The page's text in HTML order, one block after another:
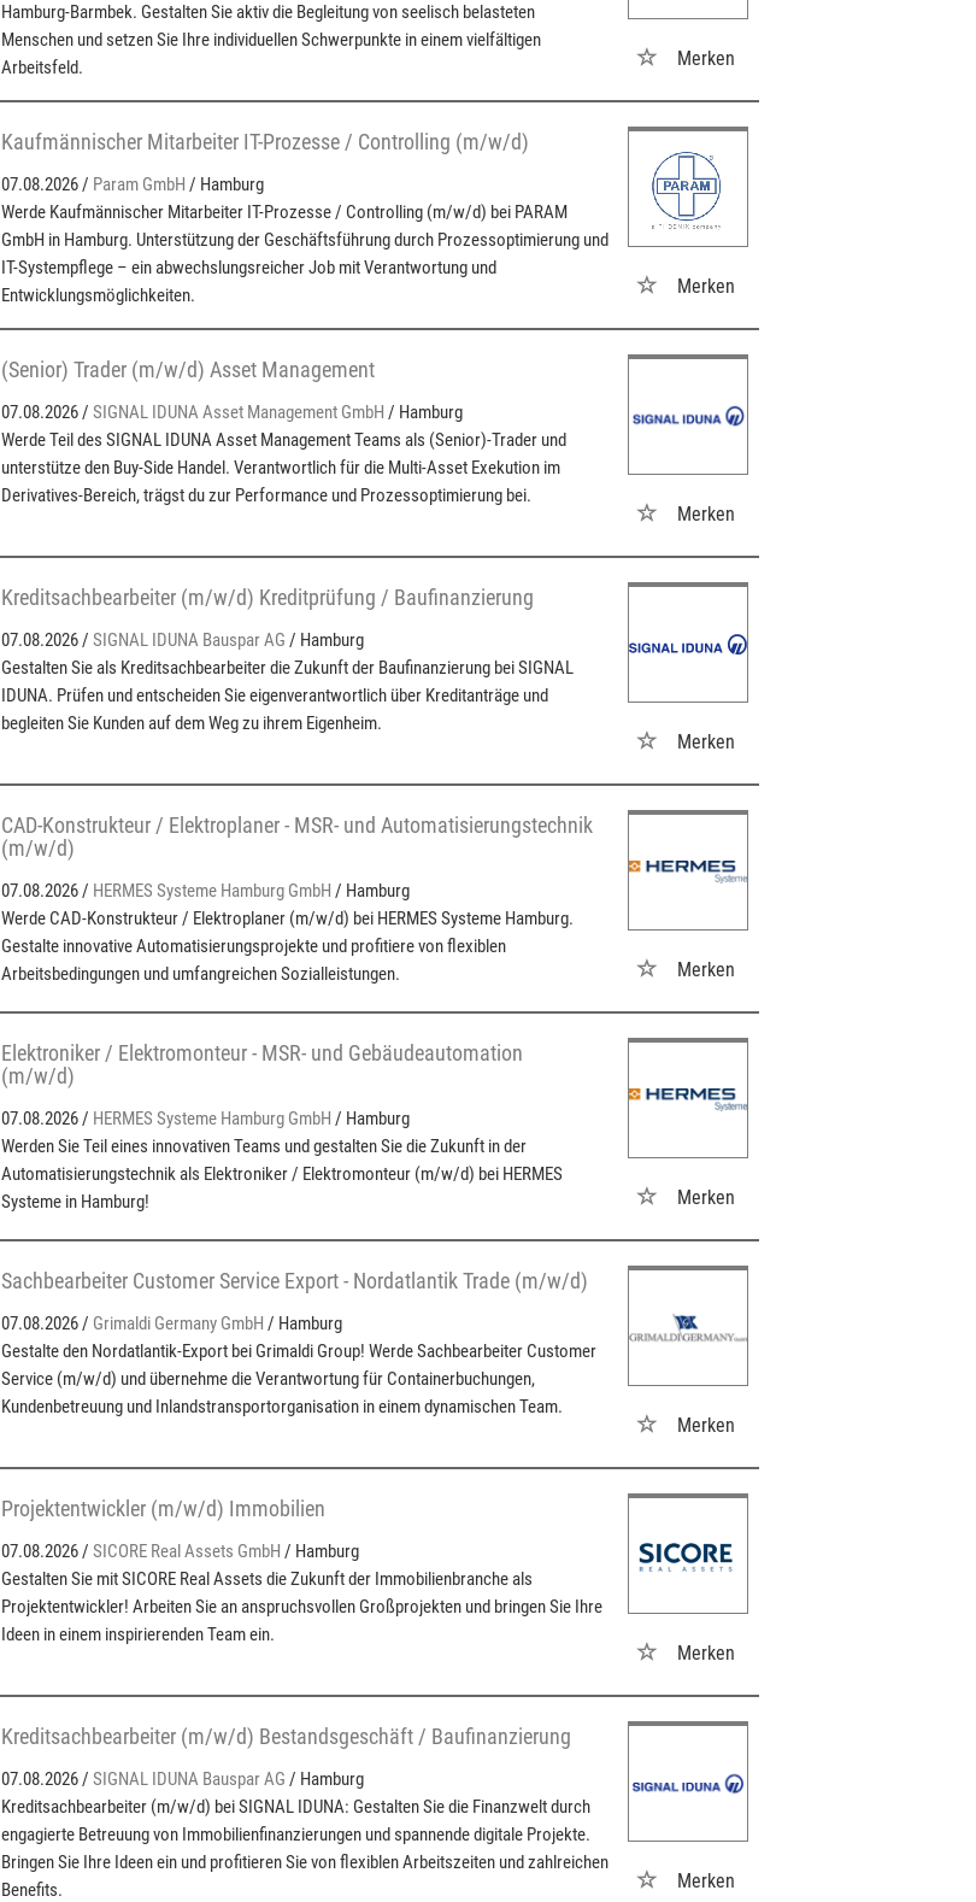
Hamburg-Barmbek. Gestalten Sie aktiv die Begleitung von seelisch belasteten
Menschen und setzen Sie Ihre individuellen Schwerpunkte in einem vielfältigen
Arbeitsfeld.
Merken
Kaufmännischer Mitarbeiter IT-Prozesse / Controlling (m/w/d)
07.08.2026 / Param GmbH / Hamburg
Werde Kaufmännischer Mitarbeiter IT-Prozesse / Controlling (m/w/d) bei PARAM
GmbH in Hamburg. Unterstützung der Geschäftsführung durch Prozessoptimierung und
IT-Systempflege – ein abwechslungsreicher Job mit Verantwortung und
Entwicklungsmöglichkeiten.
Merken
(Senior) Trader (m/w/d) Asset Management
07.08.2026 / SIGNAL IDUNA Asset Management GmbH / Hamburg
Werde Teil des SIGNAL IDUNA Asset Management Teams als (Senior)-Trader und
unterstütze den Buy-Side Handel. Verantwortlich für die Multi-Asset Exekution im
Derivatives-Bereich, trägst du zur Performance und Prozessoptimierung bei.
Merken
Kreditsachbearbeiter (m/w/d) Kreditprüfung / Baufinanzierung
07.08.2026 / SIGNAL IDUNA Bauspar AG / Hamburg
Gestalten Sie als Kreditsachbearbeiter die Zukunft der Baufinanzierung bei SIGNAL
IDUNA. Prüfen und entscheiden Sie eigenverantwortlich über Kreditanträge und
begleiten Sie Kunden auf dem Weg zu ihrem Eigenheim.
Merken
CAD-Konstrukteur / Elektroplaner - MSR- und Automatisierungstechnik
(m/w/d)
07.08.2026 / HERMES Systeme Hamburg GmbH / Hamburg
Werde CAD-Konstrukteur / Elektroplaner (m/w/d) bei HERMES Systeme Hamburg.
Gestalte innovative Automatisierungsprojekte und profitiere von flexiblen
Arbeitsbedingungen und umfangreichen Sozialleistungen.
Merken
Elektroniker / Elektromonteur - MSR- und Gebäudeautomation
(m/w/d)
07.08.2026 / HERMES Systeme Hamburg GmbH / Hamburg
Werden Sie Teil eines innovativen Teams und gestalten Sie die Zukunft in der
Automatisierungstechnik als Elektroniker / Elektromonteur (m/w/d) bei HERMES
Systeme in Hamburg!
Merken
Sachbearbeiter Customer Service Export - Nordatlantik Trade (m/w/d)
07.08.2026 / Grimaldi Germany GmbH / Hamburg
Gestalte den Nordatlantik-Export bei Grimaldi Group! Werde Sachbearbeiter Customer
Service (m/w/d) und übernehme die Verantwortung für Containerbuchungen,
Kundenbetreuung und Inlandstransportorganisation in einem dynamischen Team.
Merken
Projektentwickler (m/w/d) Immobilien
07.08.2026 / SICORE Real Assets GmbH / Hamburg
Gestalten Sie mit SICORE Real Assets die Zukunft der Immobilienbranche als
Projektentwickler! Arbeiten Sie an anspruchsvollen Großprojekten und bringen Sie Ihre
Ideen in einem inspirierenden Team ein.
Merken
Kreditsachbearbeiter (m/w/d) Bestandsgeschäft / Baufinanzierung
07.08.2026 / SIGNAL IDUNA Bauspar AG / Hamburg
Kreditsachbearbeiter (m/w/d) bei SIGNAL IDUNA: Gestalten Sie die Finanzwelt durch
engagierte Betreuung von Immobilienfinanzierungen und spannende digitale Projekte.
Bringen Sie Ihre Ideen ein und profitieren Sie von flexiblen Arbeitszeiten und zahlreichen
Benefits.
Merken